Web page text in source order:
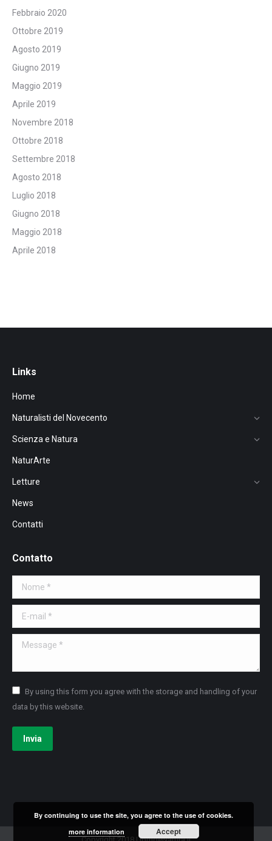
Febbraio 2020
Ottobre 2019
Agosto 2019
Giugno 2019
Maggio 2019
Aprile 2019
Novembre 2018
Ottobre 2018
Settembre 2018
Agosto 2018
Luglio 2018
Giugno 2018
Maggio 2018
Aprile 2018
Links
Home
Naturalisti del Novecento
Scienza e Natura
NaturArte
Letture
News
Contatti
Contatto
Nome *
E-mail *
Message *
By using this form you agree with the storage and handling of your
data by this website.
Invia
By continuing to use the site, you agree to the use of cookies.
more information
Accept